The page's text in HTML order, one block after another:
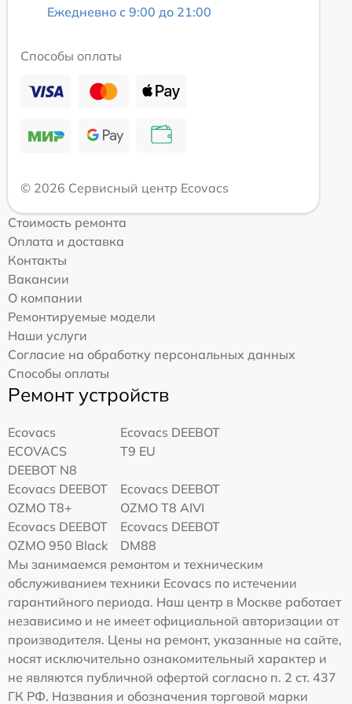
Ежедневно с 9:00 до 21:00
Способы оплаты
© 2026 Сервисный центр Ecovacs
Стоимость ремонта
Оплата и доставка
Контакты
Вакансии
О компании
Ремонтируемые модели
Наши услуги
Согласие на обработку персональных данных
Способы оплаты
Ремонт устройств
Ecovacs
ECOVACS
DEEBOT N8
Ecovacs DEEBOT
T9 EU
Ecovacs DEEBOT
OZMO T8+
Ecovacs DEEBOT
OZMO T8 AIVI
Ecovacs DEEBOT
OZMO 950 Black
Ecovacs DEEBOT
DM88
Мы занимаемся ремонтом и техническим
обслуживанием техники Ecovacs по истечении
гарантийного периода. Наш центр в Москве работает
независимо и не имеет официальной авторизации от
производителя. Цены на ремонт, указанные на сайте,
носят исключительно ознакомительный характер и
не являются публичной офертой согласно п. 2 ст. 437
ГК РФ. Названия и обозначения торговой марки